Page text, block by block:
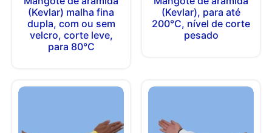
(Kevlar) malha fina
dupla, com ou sem
velcro, corte leve,
para 80°C
(Kevlar), para até
200°C, nível de corte
pesado